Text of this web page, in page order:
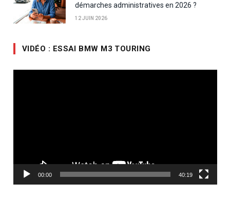
démarches administratives en 2026 ?
12 JUIN 2026
VIDÉO : ESSAI BMW M3 TOURING
00:00 40:19